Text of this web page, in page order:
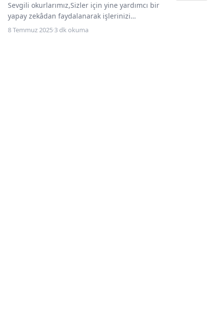
Sevgili okurlarımız,Sizler için yine yardımcı bir
yapay zekâdan faydalanarak işlerinizi
kolaylaştıracak yeni içeriğimizi "Yazior"uz.Whisper
8 Temmuz 2025·3 dk okuma